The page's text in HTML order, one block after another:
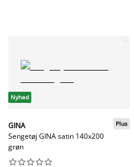
Nyhed
GINA
Sengetøj GINA satin 140x200
grøn
Plus





